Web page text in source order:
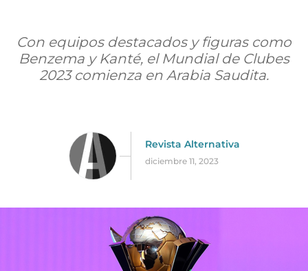
Con equipos destacados y figuras como
Benzema y Kanté, el Mundial de Clubes
2023 comienza en Arabia Saudita.
Revista Alternativa
diciembre 11, 2023